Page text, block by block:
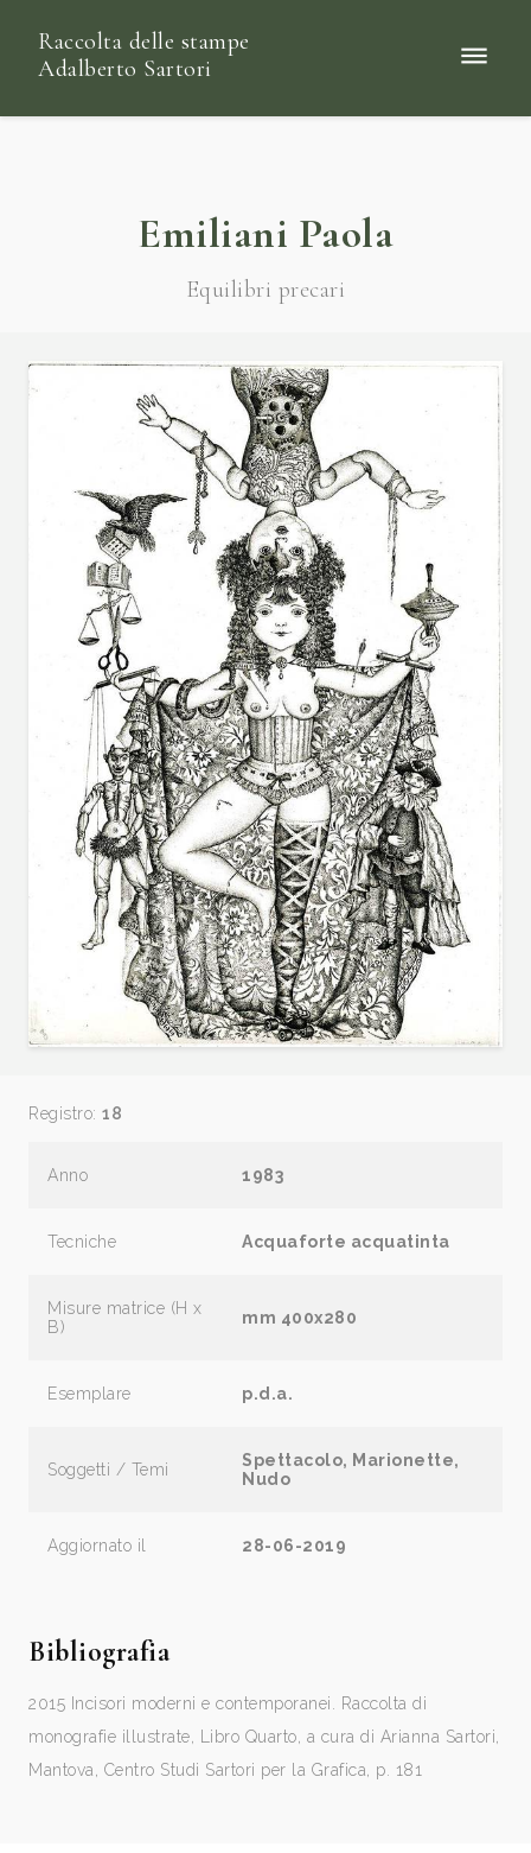
Raccolta delle stampe
Adalberto Sartori
Emiliani Paola
Equilibri precari
Registro: 18
Anno 1983
Tecniche Acquaforte acquatinta
Misure matrice (H x
B)
mm 400x280
Esemplare p.d.a.
Soggetti / Temi
Spettacolo, Marionette,
Nudo
Aggiornato il 28-06-2019
Bibliografia
2015 Incisori moderni e contemporanei. Raccolta di
monografie illustrate, Libro Quarto, a cura di Arianna Sartori,
Mantova, Centro Studi Sartori per la Grafica, p. 181